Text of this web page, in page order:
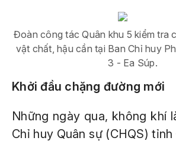
Đoàn công tác Quân khu 5 kiểm tra
vật chất, hậu cần tại Ban Chỉ huy
3 - Ea Súp.
Khởi đầu chặng đường mới
Những ngày qua, không khí
Chỉ huy Quân sự (CHQS)